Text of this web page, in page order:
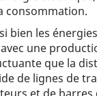
consommation.
bien les énergies
une
que la
de lignes de